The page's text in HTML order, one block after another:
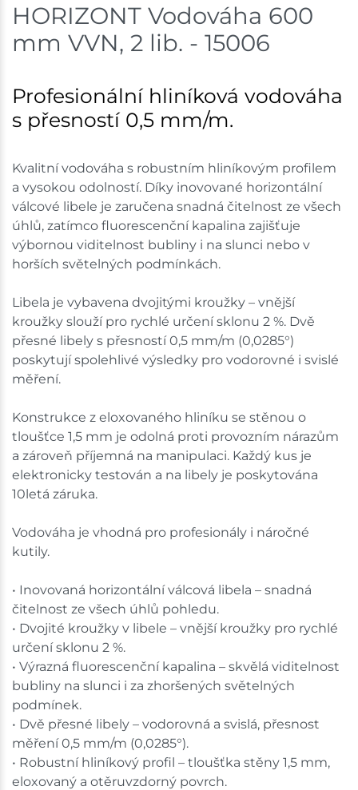
Nové Město
Skladem na prodejně - doručení do 7 dnů
1 ks
Skladem na prodejně - doručení do 7 dnů
Ceny na prodejnách se mohou lišit od cen na e-
shopu.
HORIZONT Vodováha 600
mm VVN, 2 lib. - 15006
Profesionální hliníková vodováha
s přesností 0,5 mm/m.
Kvalitní vodováha s robustním hliníkovým profilem
a vysokou odolností. Díky inovované horizontální
válcové libele je zaručena snadná čitelnost ze všech
úhlů, zatímco fluorescenční kapalina zajišťuje
výbornou viditelnost bubliny i na slunci nebo v
horších světelných podmínkách.
Libela je vybavena dvojitými kroužky – vnější
kroužky slouží pro rychlé určení sklonu 2 %. Dvě
přesné libely s přesností 0,5 mm/m (0,0285°)
poskytují spolehlivé výsledky pro vodorovné i svislé
měření.
Konstrukce z eloxovaného hliníku se stěnou o
tloušťce 1,5 mm je odolná proti provozním nárazům
a zároveň příjemná na manipulaci. Každý kus je
elektronicky testován a na libely je poskytována
10letá záruka.
Vodováha je vhodná pro profesionály i náročné
kutily.
• Inovovaná horizontální válcová libela – snadná
čitelnost ze všech úhlů pohledu.
• Dvojité kroužky v libele – vnější kroužky pro rychlé
určení sklonu 2 %.
• Výrazná fluorescenční kapalina – skvělá viditelnost
bubliny na slunci i za zhoršených světelných
podmínek.
• Dvě přesné libely – vodorovná a svislá, přesnost
měření 0,5 mm/m (0,0285°).
• Robustní hliníkový profil – tloušťka stěny 1,5 mm,
eloxovaný a otěruvzdorný povrch.